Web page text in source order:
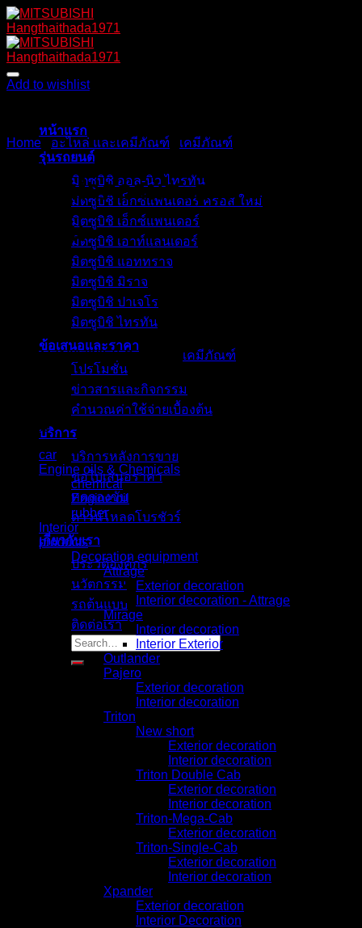
Skip
to
content
หน้าแรก
รุ่นรถยนต์
มิตซูบิชิ ออล-นิว ไทรทัน
มิตซูบิชิ เอ็กซ์แพนเดอร์ ครอส ใหม่
มิตซูบิชิ เอ็กซ์แพนเดอร์
มิตซูบิชิ เอาท์แลนเดอร์
มิตซูบิชิ แอททราจ
มิตซูบิชิ มิราจ
มิตซูบิชิ ปาเจโร
มิตซูบิชิ ไทรทัน
ข้อเสนอและราคา
โปรโมชั่น
ข่าวสารและกิจกรรม
คำนวณค่าใช้จ่ายเบื้องต้น
บริการ
บริการหลังการขาย
ขอใบเสนอราคา
ทดลองขับ
ดาวน์โหลดโบรชัวร์
เกี่ยวกับเรา
ประวัติองค์กร
นวัตกรรม
รถต้นแบบ
ติดต่อเรา
Search
for:
Add to wishlist
Home อะไหล่ และเคมีภัณฑ์ เคมีภัณฑ์
น้ำยาทำความสะอาดหัวฉีด
เบนซิน
SKU:MZ100726EX Category: เคมีภัณฑ์
Browse
car
Engine oils & Chemicals
chemical
Engine oil
rubber
Interior
products
Decoration equipment
Attrage
Exterior decoration
Interior decoration - Attrage
Mirage
Interior decoration
Interior Exterior
Outlander
Pajero
Exterior decoration
Interior decoration
Triton
New short
Exterior decoration
Interior decoration
Triton Double Cab
Exterior decoration
Interior decoration
Triton-Mega-Cab
Exterior decoration
Triton-Single-Cab
Exterior decoration
Interior decoration
Xpander
Exterior decoration
Interior Decoration